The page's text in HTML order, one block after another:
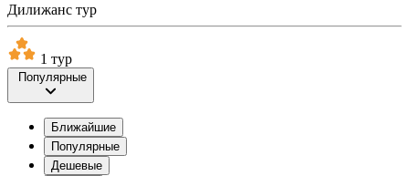
Дилижанс тур
1 тур
Популярные
Ближайшие
Популярные
Дешевые